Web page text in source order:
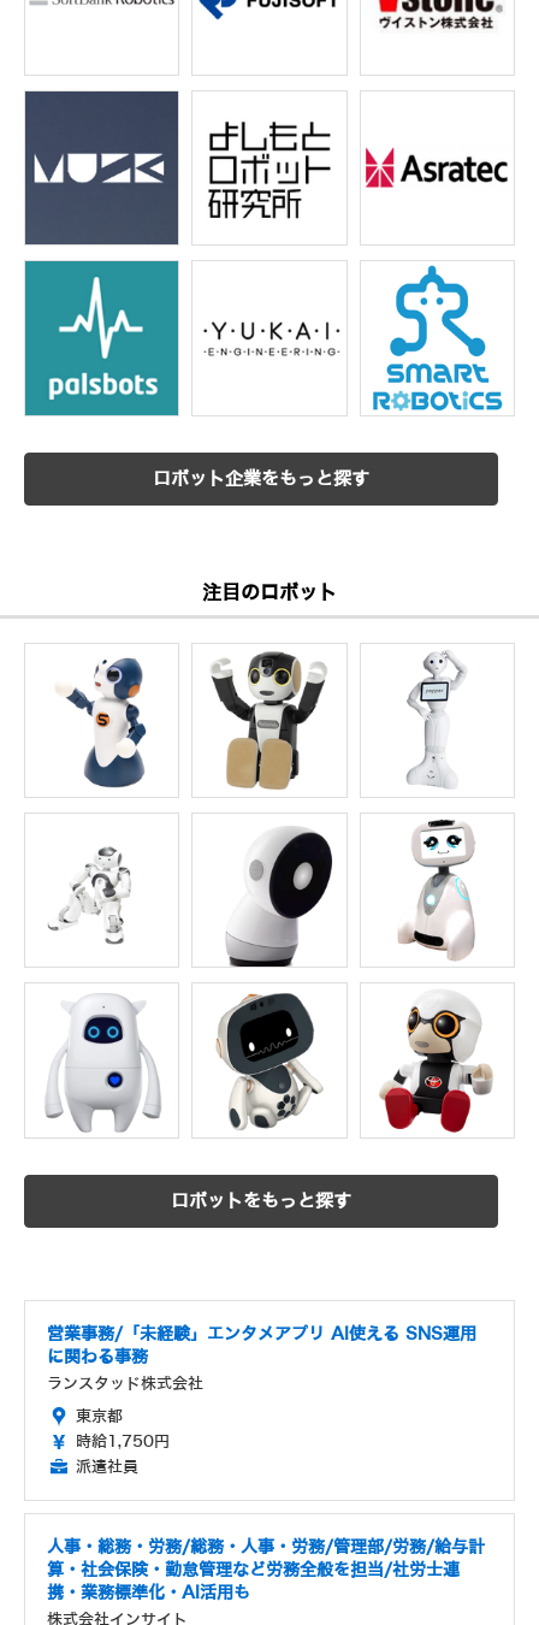
ロボット企業をもっと探す
注目のロボット
ロボットをもっと探す
営業事務/「未経験」エンタメアプリ AI使える SNS運用
に関わる事務
ランスタッド株式会社
東京都
時給1,750円
派遣社員
人事・総務・労務/総務・人事・労務/管理部/労務/給与計
算・社会保険・勤怠管理など労務全般を担当/社労士連
携・業務標準化・AI活用も
株式会社インサイト